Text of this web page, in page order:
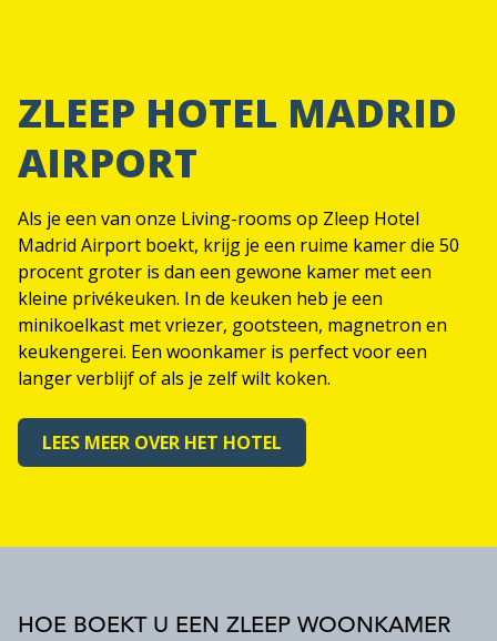
ZLEEP HOTEL MADRID
AIRPORT
Als je een van onze Living-rooms op Zleep Hotel
Madrid Airport boekt, krijg je een ruime kamer die 50
procent groter is dan een gewone kamer met een
kleine privékeuken. In de keuken heb je een
minikoelkast met vriezer, gootsteen, magnetron en
keukengerei. Een woonkamer is perfect voor een
langer verblijf of als je zelf wilt koken.
LEES MEER OVER HET HOTEL
HOE BOEKT U EEN ZLEEP WOONKAMER